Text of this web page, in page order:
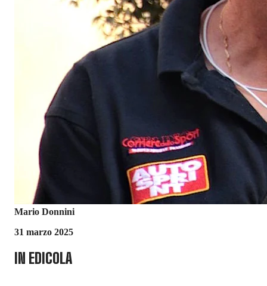
Mario Donnini
31 marzo 2025
IN EDICOLA